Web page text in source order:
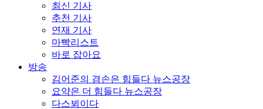
최신 기사
추천 기사
연재 기사
마빡리스트
바로 잡아요
방송
김어준의 겸손은 힘들다 뉴스공장
요약은 더 힘들다 뉴스공장
다스뵈이다